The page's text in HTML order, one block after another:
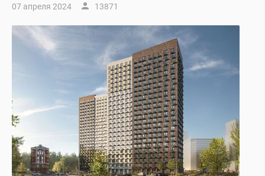
поселки
водоема
Коттеджные
ипотеку
Бизнес-
центры
Коттеджи
Скидки
07 апреля 2024 13871